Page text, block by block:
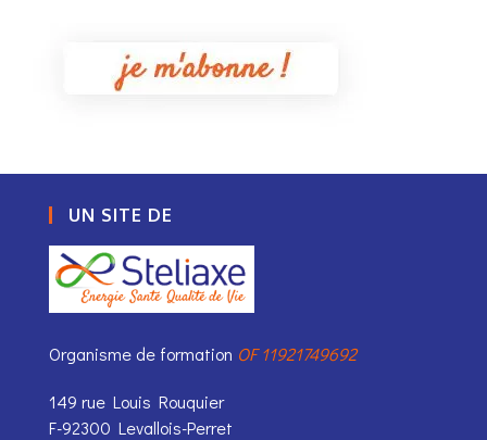
UN SITE DE
Organisme de formation OF 11921749692
149 rue Louis Rouquier
F-92300 Levallois-Perret